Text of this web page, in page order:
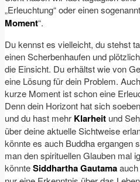
„Erleuchtung“ oder einen
Moment“.
Du kennst es vielleicht, du stehst
einen Scherbenhaufen und
die Einsicht. Du erhältst wie von
eine Lösung für dein Problem.
kurze Moment ist schon eine
Denn dein Horizont hat sich
und du hast mehr Klarheit und
über deine aktuelle Sichtweise
könnte es auch Buddha ergangen
man den spirituellen Glauben mal
könnteSiddhartha Gautama